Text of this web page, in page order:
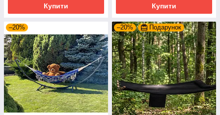
Купити Купити
–20% –20% Подарунок